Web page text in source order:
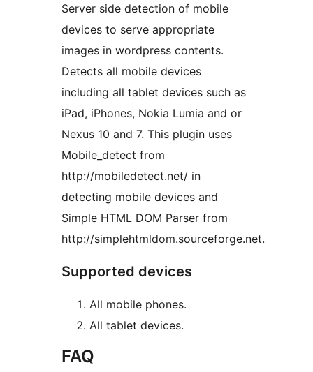
Server side detection of mobile
devices to serve appropriate
images in wordpress contents.
Detects all mobile devices
including all tablet devices such as
iPad, iPhones, Nokia Lumia and or
Nexus 10 and 7. This plugin uses
Mobile_detect from
http://mobiledetect.net/ in
detecting mobile devices and
Simple HTML DOM Parser from
http://simplehtmldom.sourceforge.net.
Supported devices
All mobile phones.
All tablet devices.
FAQ